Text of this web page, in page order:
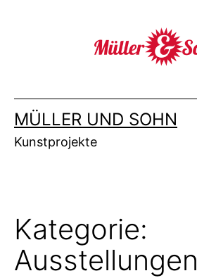
MÜLLER UND SOHN
Kunstprojekte
Kategorie:
Ausstellungen